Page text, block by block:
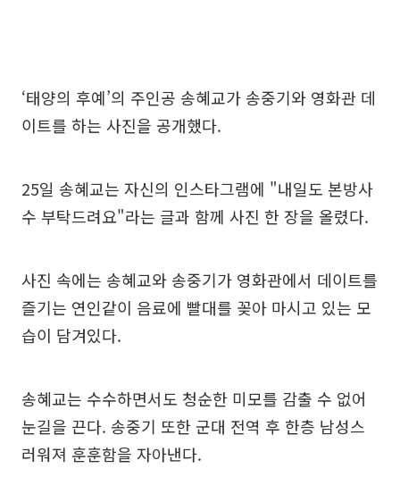
‘태양의 후예’의 주인공 송혜교가 송중기와 영화관 데
이트를 하는 사진을 공개했다.
25일 송혜교는 자신의 인스타그램에 "내일도 본방사
수 부탁드려요"라는 글과 함께 사진 한 장을 올렸다.
사진 속에는 송혜교와 송중기가 영화관에서 데이트를
즐기는 연인같이 음료에 빨대를 꽂아 마시고 있는 모
습이 담겨있다.
송혜교는 수수하면서도 청순한 미모를 감출 수 없어
눈길을 끈다. 송중기 또한 군대 전역 후 한층 남성스
러워져 훈훈함을 자아낸다.